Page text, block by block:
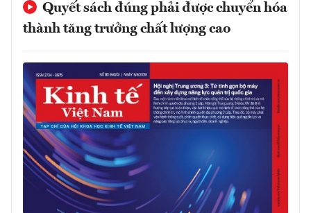
Quyết sách đúng phải được chuyển hóa
thành tăng trưởng chất lượng cao